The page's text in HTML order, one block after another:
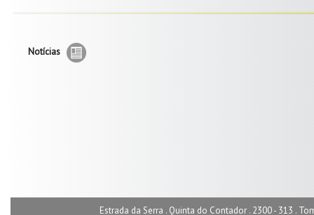
Notícias
Estrada da Serra . Quinta do Contador . 2300 - 313 .